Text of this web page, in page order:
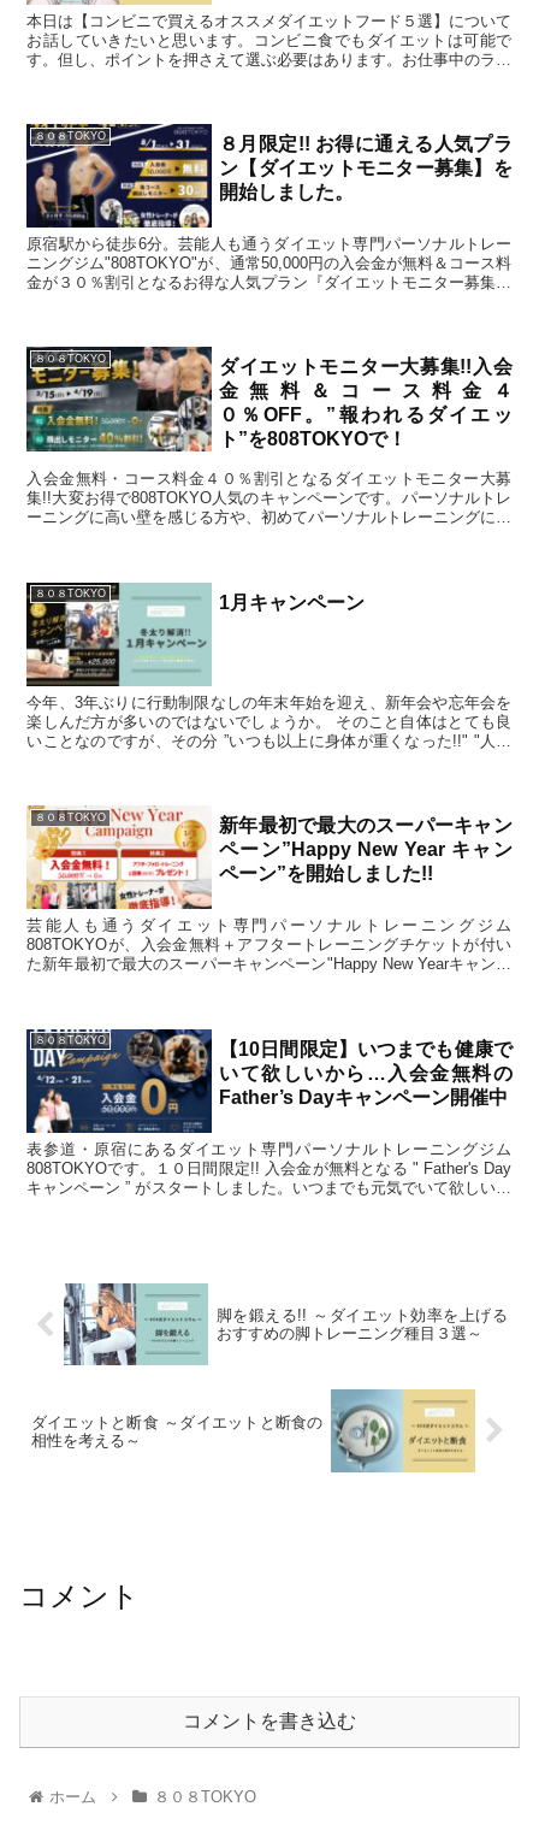
本日は【コンビニで買えるオススメダイエットフード５選】について
お話していきたいと思います。コンビニ食でもダイエットは可能で
す。但し、ポイントを押さえて選ぶ必要はあります。お仕事中のラン
８０８TOKYO
８月限定!! お得に通える人気プラ
ン【ダイエットモニター募集】を
開始しました。
原宿駅から徒歩6分。芸能人も通うダイエット専門パーソナルトレー
ニングジム"808TOKYO"が、通常50,000円の入会金が無料＆コース料
金が３０％割引となるお得な人気プラン『ダイエットモニター募集』
８０８TOKYO
ダイエットモニター大募集!!入会
金無料＆コース料金４
０％OFF。”報われるダイエッ
ト”を808TOKYOで！
入会金無料・コース料金４０％割引となるダイエットモニター大募
集!!大変お得で808TOKYO人気のキャンペーンです。パーソナルトレ
ーニングに高い壁を感じる方や、初めてパーソナルトレーニングに通
８０８TOKYO 1月キャンペーン
今年、3年ぶりに行動制限なしの年末年始を迎え、新年会や忘年会を
楽しんだ方が多いのではないでしょうか。 そのこと自体はとても良
いことなのですが、その分 ”いつも以上に身体が重くなった!!" "人生
８０８TOKYO
新年最初で最大のスーパーキャン
ペーン”Happy New Year キャン
ペーン”を開始しました!!
芸能人も通うダイエット専門パーソナルトレーニングジム
808TOKYOが、入会金無料＋アフタートレーニングチケットが付い
た新年最初で最大のスーパーキャンペーン"Happy New Yearキャンペ
８０８TOKYO
【10日間限定】いつまでも健康で
いて欲しいから…入会金無料の
Father’s Dayキャンペーン開催中
表参道・原宿にあるダイエット専門パーソナルトレーニングジム
808TOKYOです。１０日間限定!! 入会金が無料となる " Father's Day
キャンペーン ” がスタートしました。いつまでも元気でいて欲しいご
脚を鍛える!! ～ダイエット効率を上げる
おすすめの脚トレーニング種目３選～
ダイエットと断食 ～ダイエットと断食の
相性を考える～
コメント
コメントを書き込む
ホーム ８０８TOKYO